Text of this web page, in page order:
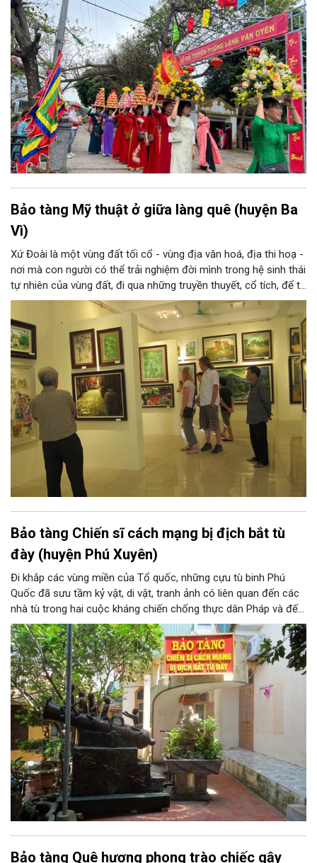
Bảo tàng Mỹ thuật ở giữa làng quê (huyện Ba
Vì)
Xứ Đoài là một vùng đất tối cổ - vùng địa văn hoá, địa thi hoạ -
nơi mà con người có thể trải nghiệm đời mình trong hệ sinh thái
tự nhiên của vùng đất, đi qua những truyền thuyết, cổ tích, để từ
đó tạo nên tâm tính, giọng nói đặc trưng của con người xứ
Đoài. Nắng và gió, núi và sông xứ Đoài đã gợi cảm hứng sáng
tác cho một Tản Đà, một Quang Dũng và nhiều thi nhân, hoạ sĩ:
từ Tô Ngọc Vân, Nguyễn Gia Trí đến Sĩ Tốt, Nguyễn Tiến Chung,
Nguyễn Tư Nghiêm, Nguyễn Sáng... và những thế hệ văn nghệ sĩ
sau này, ở họ đều có những sáng tác xuất sắc về xứ Đoài.
Bảo tàng Chiến sĩ cách mạng bị địch bắt tù
đày (huyện Phú Xuyên)
Đi khắp các vùng miền của Tổ quốc, những cựu tù binh Phú
Quốc đã sưu tầm kỷ vật, di vật, tranh ảnh có liên quan đến các
nhà tù trong hai cuộc kháng chiến chống thực dân Pháp và đế
quốc Mỹ xâm lược mà đồng đội và các ông đã trải qua. Hơn 20
năm kiếm tìm và góp nhặt, Bảo tàng Chiến sĩ cách mạng bị
địch bắt tù đày, do chính những người cựu tù năm xưa thành lập
là những minh chứng chân thực về một thời oanh liệt và hào
hùng của dân tộc.
Bảo tàng Quê hương phong trào chiếc gậy